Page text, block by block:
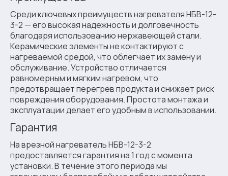
Среди ключевых преимуществ нагревателя НБВ-12-
3-2 — его высокая надежность и долговечность
благодаря использованию нержавеющей стали.
Керамические элементы не контактируют с
нагреваемой средой, что облегчает их замену и
обслуживание. Устройство отличается
равномерным и мягким нагревом, что
предотвращает перегрев продукта и снижает риск
повреждения оборудования. Простота монтажа и
эксплуатации делает его удобным в использовании.
Гарантия
На врезной нагреватель НБВ-12-3-2
предоставляется гарантия на 1 год с момента
установки. В течение этого периода мы